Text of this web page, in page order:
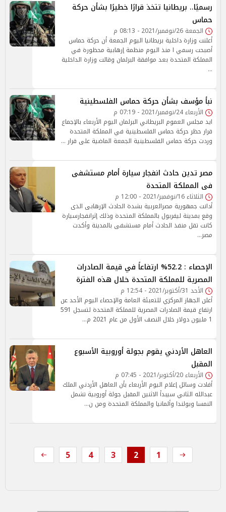
رسميًا.. بريطانيا تتخذ قرارًا خطيرًا بشأن حركة
حماس
الجمعة 26/نوفمبر/2021 - 08:13 م
أعلنت وزارة داخلية بريطانيا اليوم الجمعة أن حركة حماس
أصبحت رسمي ا منذ اليوم منظمة إرهابية محظورة في
المملكة المتحدة بعد موافقة البرلمان وقالت وزارة الداخلية
…
نبأ مؤسف بشأن حركة حماس الفلسطينية
الأربعاء 24/نوفمبر/2021 - 07:19 م
ايد مجلس العموم البريطاني البرلمان اليوم الأربعاء بالإجماع
قرار حظر حركة حماس الفلسطينية في المملكة المتحدة
وردت حركة حماس الفلسطينية الجمعة الماضية على قرار …
مصر تدين حادث انفجار سيارة أمام مستشفى
فى المملكة المتحدة
الثلاثاء 16/نوفمبر/2021 - 12:00 م
أدانت جمهورية مصرالعربية بشدة الحادث الإرهابى الذى
وقع بمدينة ليفربول بالمملكة المتحدة وذلك إثرانفجارسيارة
كانت تقل منفذ الحادث أمام مستشفى بالمدينة وأكدت
مصر…
الإحصاء : 52.2% ارتفاعاً في قيمة الصادرات
المصرية للمملكة المتحدة خلال هذه الفترة
الأحد 31/أكتوبر/2021 - 12:54 م
أعلن الجهاز المركزي للتعبئة العامة والإحصاء اليوم الأحد عن
ارتفاع قيمة الصادرات المصرية للمملكة المتحدة لتسجل 591
1 مليون دولار خلال النصف الأول من عام 2021 م…
العاهل الأردني يقوم بجولة أوروبية الأسبوع
المقبل
الأربعاء 20/أكتوبر/2021 - 07:45 م
أفادت وسائل إعلام اليوم الأربعاء بأن العاهل الأردني الملك
عبدالله الثاني سيبدأ الاثنين المقبل جولة أوروبية تشمل
النمسا وبولندا وألمانيا والمملكة المتحدة ومن ن…
1
2
3
4
5